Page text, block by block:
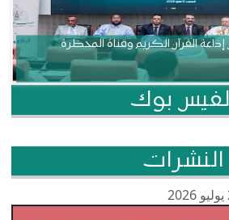
القرآن الكريم وقناة المحظرة
بوك
النشرات